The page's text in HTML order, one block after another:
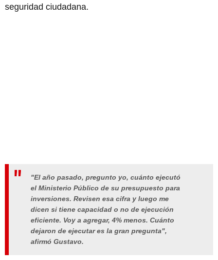
seguridad ciudadana.
"El año pasado, pregunto yo, cuánto ejecutó
el Ministerio Público de su presupuesto para
inversiones. Revisen esa cifra y luego me
dicen si tiene capacidad o no de ejecución
eficiente. Voy a agregar, 4% menos. Cuánto
dejaron de ejecutar es la gran pregunta",
afirmó Gustavo.